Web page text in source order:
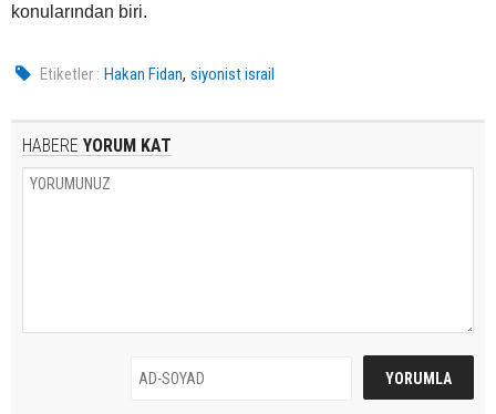
konularından biri.
Etiketler : Hakan Fidan,siyonist israil
HABERE YORUM KAT